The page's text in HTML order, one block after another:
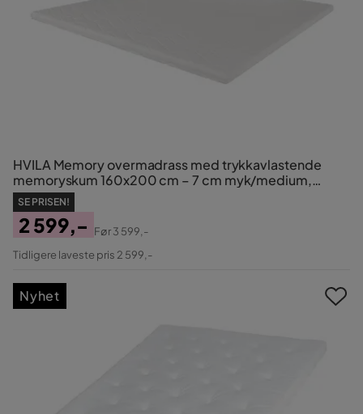
HVILA Memory overmadrass med trykkavlastende
memoryskum 160x200 cm – 7 cm myk/medium,
vaskbart trekk
SE PRISEN!
Pris
2 599,-
Original
Før3 599,-
Tidligere laveste pris 2 599,-
Nyhet